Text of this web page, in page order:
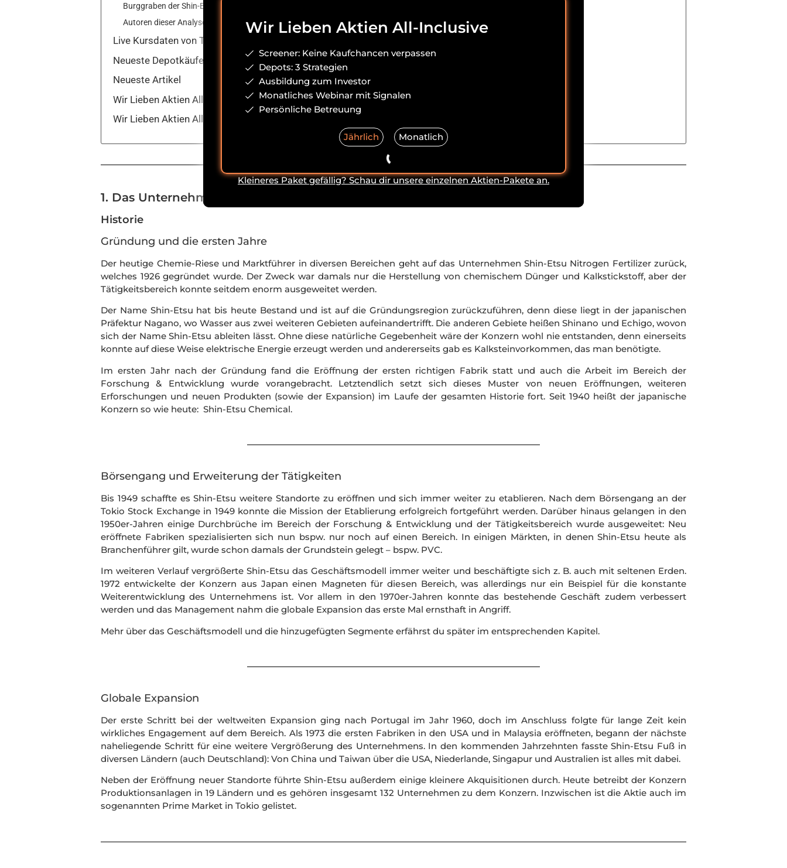
Burggraben der Shin-Etsu Aktie
Autoren dieser Analyse
Live Kursdaten von Tradingview
Neueste Depotkäufe
Neueste Artikel
Wir Lieben Aktien All-Inclusive
Wir Lieben Aktien All-Inclusive
1. Das Unternehmen Shin-Etsu
Historie
Gründung und die ersten Jahre
Der heutige Chemie-Riese und Marktführer in diversen Bereichen geht auf das Unternehmen Shin-Etsu Nitrogen Fertilizer zurück,
welches 1926 gegründet wurde. Der Zweck war damals nur die Herstellung von chemischem Dünger und Kalkstickstoff, aber der
Tätigkeitsbereich konnte seitdem enorm ausgeweitet werden.
Der Name Shin-Etsu hat bis heute Bestand und ist auf die Gründungsregion zurückzuführen, denn diese liegt in der japanischen
Präfektur Nagano, wo Wasser aus zwei weiteren Gebieten aufeinandertrifft. Die anderen Gebiete heißen Shinano und Echigo, wovon
sich der Name Shin-Etsu ableiten lässt. Ohne diese natürliche Gegebenheit wäre der Konzern wohl nie entstanden, denn einerseits
konnte auf diese Weise elektrische Energie erzeugt werden und andererseits gab es Kalksteinvorkommen, das man benötigte.
Im ersten Jahr nach der Gründung fand die Eröffnung der ersten richtigen Fabrik statt und auch die Arbeit im Bereich der
Forschung & Entwicklung wurde vorangebracht. Letztendlich setzt sich dieses Muster von neuen Eröffnungen, weiteren
Erforschungen und neuen Produkten (sowie der Expansion) im Laufe der gesamten Historie fort. Seit 1940 heißt der japanische
Konzern so wie heute: Shin-Etsu Chemical.
Börsengang und Erweiterung der Tätigkeiten
Bis 1949 schaffte es Shin-Etsu weitere Standorte zu eröffnen und sich immer weiter zu etablieren. Nach dem Börsengang an der
Tokio Stock Exchange in 1949 konnte die Mission der Etablierung erfolgreich fortgeführt werden. Darüber hinaus gelangen in den
1950er-Jahren einige Durchbrüche im Bereich der Forschung & Entwicklung und der Tätigkeitsbereich wurde ausgeweitet: Neu
eröffnete Fabriken spezialisierten sich nun bspw. nur noch auf einen Bereich. In einigen Märkten, in denen Shin-Etsu heute als
Branchenführer gilt, wurde schon damals der Grundstein gelegt – bspw. PVC.
Im weiteren Verlauf vergrößerte Shin-Etsu das Geschäftsmodell immer weiter und beschäftigte sich z. B. auch mit seltenen Erden.
1972 entwickelte der Konzern aus Japan einen Magneten für diesen Bereich, was allerdings nur ein Beispiel für die konstante
Weiterentwicklung des Unternehmens ist. Vor allem in den 1970er-Jahren konnte das bestehende Geschäft zudem verbessert
werden und das Management nahm die globale Expansion das erste Mal ernsthaft in Angriff.
Mehr über das Geschäftsmodell und die hinzugefügten Segmente erfährst du später im entsprechenden Kapitel.
Globale Expansion
Der erste Schritt bei der weltweiten Expansion ging nach Portugal im Jahr 1960, doch im Anschluss folgte für lange Zeit kein
wirkliches Engagement auf dem Bereich. Als 1973 die ersten Fabriken in den USA und in Malaysia eröffneten, begann der nächste
naheliegende Schritt für eine weitere Vergrößerung des Unternehmens. In den kommenden Jahrzehnten fasste Shin-Etsu Fuß in
diversen Ländern (auch Deutschland): Von China und Taiwan über die USA, Niederlande, Singapur und Australien ist alles mit dabei.
Neben der Eröffnung neuer Standorte führte Shin-Etsu außerdem einige kleinere Akquisitionen durch. Heute betreibt der Konzern
Produktionsanlagen in 19 Ländern und es gehören insgesamt 132 Unternehmen zu dem Konzern. Inzwischen ist die Aktie auch im
sogenannten Prime Market in Tokio gelistet.
Wir Lieben Aktien All-Inclusive
Screener: Keine Kaufchancen verpassen
Depots: 3 Strategien
Ausbildung zum Investor
Monatliches Webinar mit Signalen
Persönliche Betreuung
Jährlich Monatlich
Kleineres Paket gefällig? Schau dir unsere einzelnen Aktien-Pakete an.